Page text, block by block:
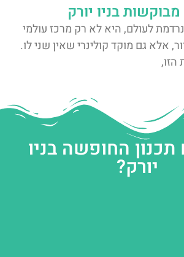
בניו יורק
לעולם, היא לא רק מרכז עולמי
אלא גם מוקד קולינרי שאין שני לו.
הזו,
החופשה בניו
יורק?